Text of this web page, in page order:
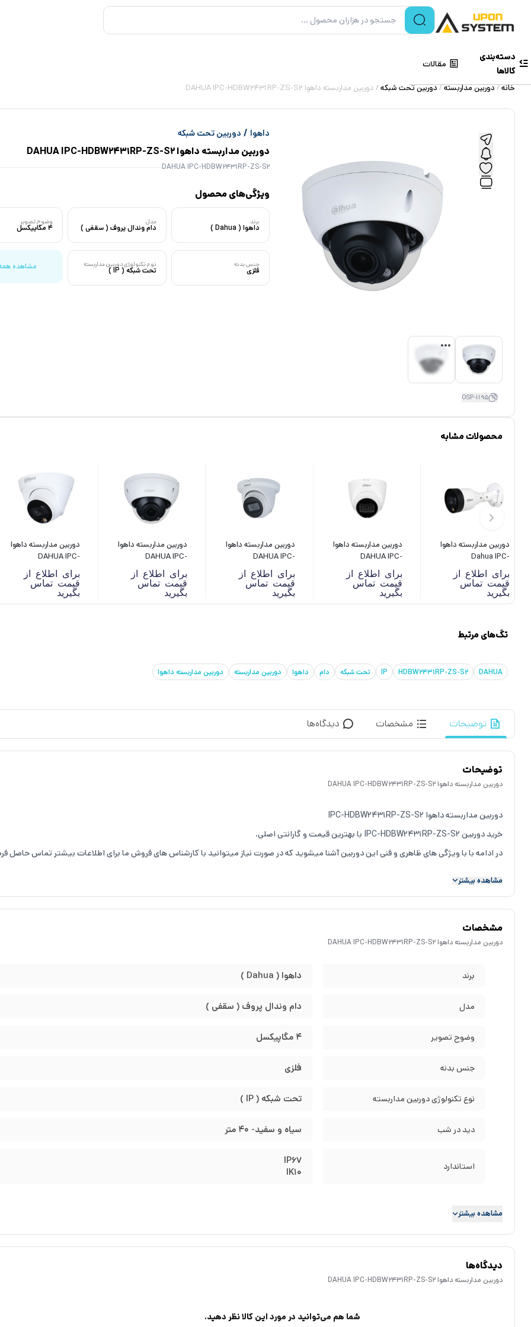
دسته‌بندی
کالاها
مقالات
خانه/دوربین مداربسته/دوربین تحت شبکه/ دوربین مداربسته داهوا DAHUA IPC-HDBW2431RP-ZS-S2
OSP-1195
داهوا / دوربین تحت شبکه
دوربین مداربسته داهوا DAHUA IPC-HDBW2431RP-ZS-S2
DAHUA IPC-HDBW2431RP-ZS-S2
ویژگی‌های محصول
برند
داهوا ( Dahua )
مدل
دام وندال پروف ( سقفی )
وضوح تصویر
4 مگاپیکسل
جنس بدنه
فلزی
نوع تکنولوژی دوربین مداربسته
تحت شبکه ( IP ) مشاهده
محصولات مشابه
دوربین مداربسته داهوا
Dahua IPC-
HFW1239S1P-LED
برای اطلاع از
قیمت تماس
بگیرید
دوربین مداربسته داهوا
DAHUA IPC-
HDW2441TP-S
برای اطلاع از
قیمت تماس
بگیرید
دوربین مداربسته داهوا
DAHUA IPC-
HDW3441TMP-AS
برای اطلاع از
قیمت تماس
بگیرید
دوربین مداربسته داهوا
DAHUA IPC-
HDBW2231RP-ZS-
S2
برای اطلاع از
قیمت تماس
بگیرید
دوربین مداربسته داهوا
DAHUA IPC-
HDW1239T1P-LED-
S5
برای اطلاع از
قیمت تماس
بگیرید
تگ‌های مرتبط
DAHUA
HDBW2431RP-ZS-S2
IP تحت شبکه دام داهوا دوربین مداربسته دوربین مداربسته داهوا
توضیحات مشخصات دیدگاه‌ها
توضیحات
دوربین مداربسته داهوا DAHUA IPC-HDBW2431RP-ZS-S2
دوربین مداربسته داهوا IPC-HDBW2431RP-ZS-S2
خرید دوربین IPC-HDBW2431RP-ZS-S2 با بهترین قیمت و گارانتی اصلی.
در ادامه با با ویژگی های ظاهری و فنی این دوربین آشنا میشوید که در صورت نیاز میتوانید با کارشناس های فروش ما برای اطلاعات بیشتر تماس حاصل
شرکت داهوادر کیس این دوربین فلز به کاربرده و ایندوربین IPC-HDBW2431RP-ZS-S2 دارای استاندارIP67است و همین باعث میشود این دوربین
دوربین مداربسته داهوا IPC-HDBW2431RP-ZS-S2
استاندارد IK10:
مشاهده بیشتر
مشخصات
دوربین مداربسته داهوا DAHUA IPC-HDBW2431RP-ZS-S2
برند داهوا ( Dahua )
مدل دام وندال پروف ( سقفی )
وضوح تصویر 4 مگاپیکسل
جنس بدنه فلزی
نوع تکنولوژی دوربین مداربسته تحت شبکه ( IP )
دید در شب سیاه و سفید- 40 متر
استاندارد
IP67
IK10
مشاهده بیشتر
دیدگاه‌ها
دوربین مداربسته داهوا DAHUA IPC-HDBW2431RP-ZS-S2
شما هم می‌توانید در مورد این کالا نظر دهید.